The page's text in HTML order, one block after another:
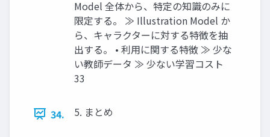
Model 全体から、特定の知識のみに
限定する。 ≫ Illustration Model か
ら、キャラクターに対する特徴を抽
出する。 • 利用に関する特徴 ≫ 少な
い教師データ ≫ 少ない学習コスト
33
34. 5. まとめ